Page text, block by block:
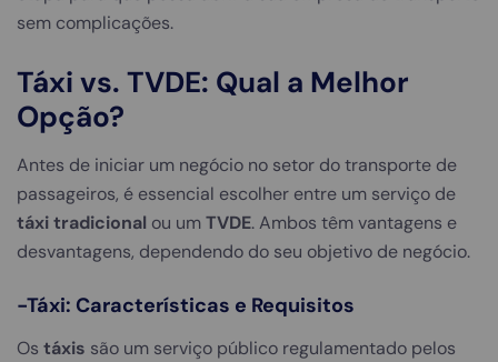
sem complicações.
Táxi vs. TVDE: Qual a Melhor
Opção?
Antes de iniciar um negócio no setor do transporte de
passageiros, é essencial escolher entre um serviço de
táxi tradicional ou umTVDE. Ambos têm vantagens e
desvantagens, dependendo do seu objetivo de negócio.
-Táxi: Características e Requisitos
Os táxis são um serviço público regulamentado pelos